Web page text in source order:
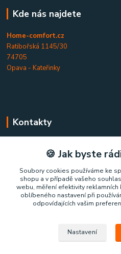
Kde nás najdete
Home-comfort.cz
Ratibořská 1145/30
74705
Opava - Kateřinky
Kontakty
+420 777 852 326
(Po-Pá, 9-17 hod.)
home-comfort@home-comfort.cz
🍪 Jak byste
Soubory cookies používáme ke
shopu a v případě vašeho
webu, měření efektivity reklamních
oblíbeného nastavení při
odpovídajících vašim
Nastavení